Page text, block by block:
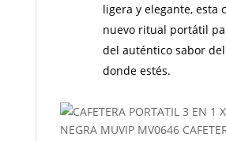
ligera y elegante, esta
nuevo ritual portátil
del auténtico sabor
donde estés.